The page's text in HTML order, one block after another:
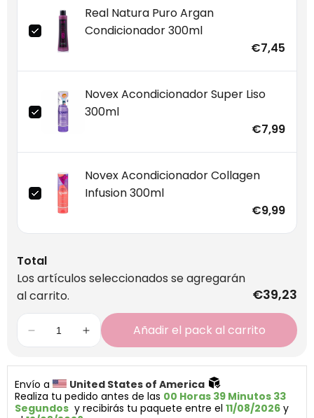
Real Natura Puro Argan
Condicionador 300ml
€7,45
Novex Acondicionador Super Liso
300ml
€7,99
Novex Acondicionador Collagen
Infusion 300ml
€9,99
Total
Los artículos seleccionados se agregarán
al carrito.
€39,23
Añadir el pack al carrito
Envío a
United States of America
Realiza tu pedido antes de las 00 Horas 39 Minutos 33
Segundos
  y recibirás tu paquete entre el
11/08/2026 y